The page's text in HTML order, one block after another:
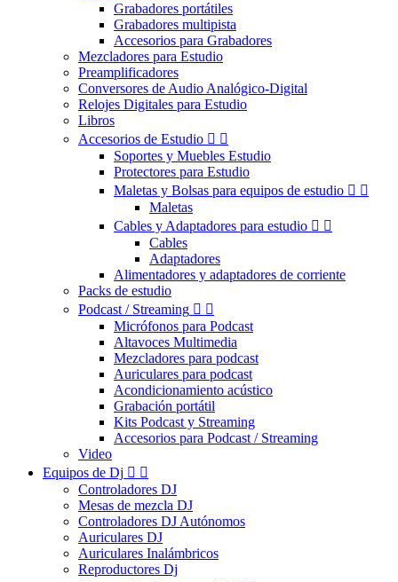
Grabadores portátiles
Grabadores multipista
Accesorios para Grabadores
Mezcladores para Estudio
Preamplificadores
Conversores de Audio Analógico-Digital
Relojes Digitales para Estudio
Libros
Accesorios de Estudio  
Soportes y Muebles Estudio
Protectores para Estudio
Maletas y Bolsas para equipos de estudio  
Maletas
Cables y Adaptadores para estudio  
Cables
Adaptadores
Alimentadores y adaptadores de corriente
Packs de estudio
Podcast / Streaming  
Micrófonos para Podcast
Altavoces Multimedia
Mezcladores para podcast
Auriculares para podcast
Acondicionamiento acústico
Grabación portátil
Kits Podcast y Streaming
Accesorios para Podcast / Streaming
Video
Equipos de Dj  
Controladores DJ
Mesas de mezcla DJ
Controladores DJ Autónomos
Auriculares DJ
Auriculares Inalámbricos
Reproductores Dj